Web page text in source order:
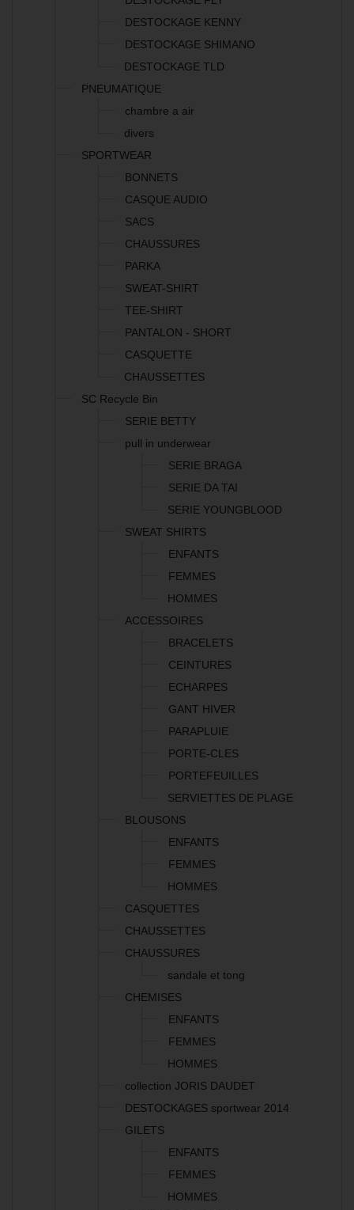
DESTOCKAGE KENNY
DESTOCKAGE SHIMANO
DESTOCKAGE TLD
PNEUMATIQUE
chambre a air
divers
SPORTWEAR
BONNETS
CASQUE AUDIO
SACS
CHAUSSURES
PARKA
SWEAT-SHIRT
TEE-SHIRT
PANTALON - SHORT
CASQUETTE
CHAUSSETTES
SC Recycle Bin
SERIE BETTY
pull in underwear
SERIE BRAGA
SERIE DA TAI
SERIE YOUNGBLOOD
SWEAT SHIRTS
ENFANTS
FEMMES
HOMMES
ACCESSOIRES
BRACELETS
CEINTURES
ECHARPES
GANT HIVER
PARAPLUIE
PORTE-CLES
PORTEFEUILLES
SERVIETTES DE PLAGE
BLOUSONS
ENFANTS
FEMMES
HOMMES
CASQUETTES
CHAUSSETTES
CHAUSSURES
sandale et tong
CHEMISES
ENFANTS
FEMMES
HOMMES
collection JORIS DAUDET
DESTOCKAGES sportwear 2014
GILETS
ENFANTS
FEMMES
HOMMES